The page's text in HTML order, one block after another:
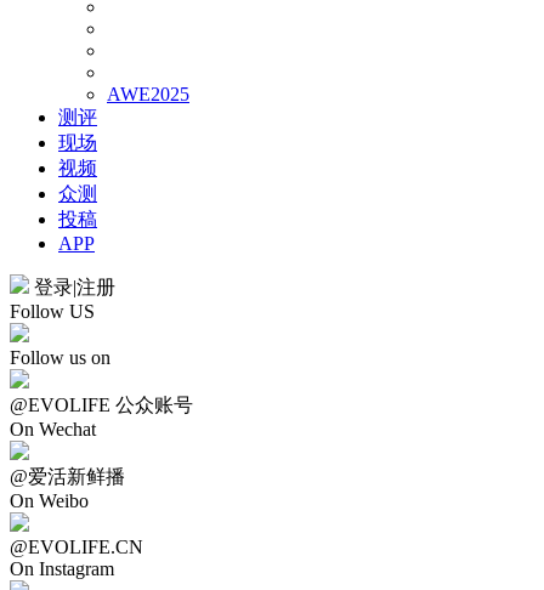
AWE2025
测评
现场
视频
众测
投稿
APP
登录|注册
Follow US
Follow us on
@EVOLIFE 公众账号
On Wechat
@爱活新鲜播
On Weibo
@EVOLIFE.CN
On Instagram